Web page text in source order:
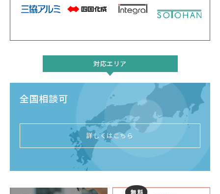
対応エリア
全国相談可
詳しくはこちら